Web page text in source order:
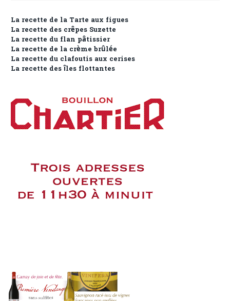
La recette de la Tarte aux figues
La recette des crêpes Suzette
La recette du flan pâtissier
La recette de la crème brûlée
La recette du clafoutis aux cerises
La recette des îles flottantes